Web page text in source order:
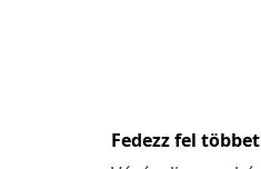
Fedezz fel többet